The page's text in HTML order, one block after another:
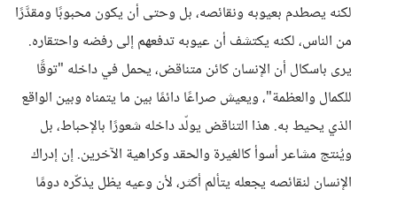
لكنه يصطدم بعيوبه ونقائصه، بل وحتى أن يكون محبوبًا ومقدَّرًا
من الناس، لكنه يكتشف أن عيوبه تدفعهم إلى رفضه واحتقاره.
يرى باسكال أن الإنسان كائن متناقض، يحمل في داخله "توقًا
للكمال والعظمة"، ويعيش صراعًا دائمًا بين ما يتمناه وبين الواقع
الذي يحيط به. هذا التناقض يولّد داخله شعورًا بالإحباط، بل
ويُنتج مشاعر أسوأ كالغيرة والحقد وكراهية الآخرين. إن إدراك
الإنسان لنقائصه يجعله يتألم أكثر، لأن وعيه يظل يذكّره دومًا